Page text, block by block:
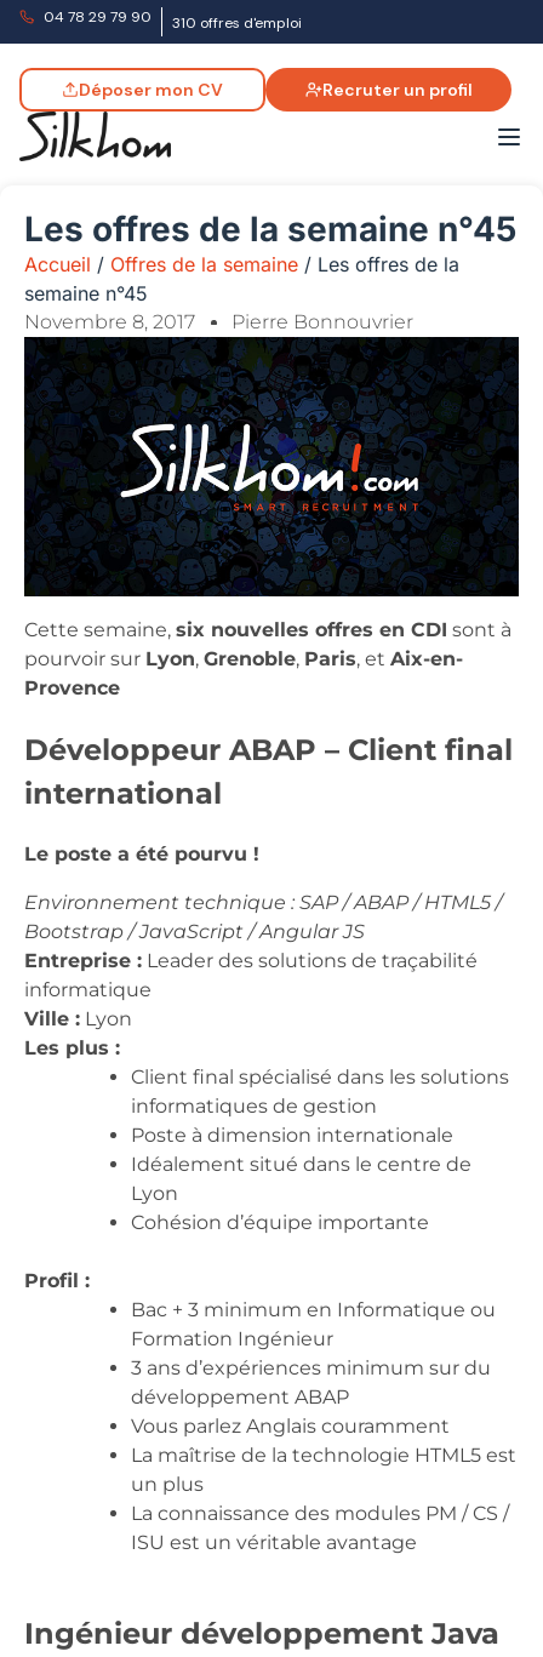
04 78 29 79 90 310 offres d'emploi
Déposer mon CV Recruter un profil
Les offres de la semaine n°45
Accueil / Offres de la semaine / Les offres de la
semaine n°45
Novembre 8, 2017 Pierre Bonnouvrier
Cette semaine, six nouvelles offres en CDI sont à
pourvoir sur Lyon, Grenoble, Paris, et Aix-en-
Provence
Développeur ABAP – Client final
international
Le poste a été pourvu !
Environnement technique : SAP / ABAP / HTML5 /
Bootstrap / JavaScript / Angular JS
Entreprise : Leader des solutions de traçabilité
informatique
Ville : Lyon
Les plus :
Client final spécialisé dans les solutions
informatiques de gestion
Poste à dimension internationale
Idéalement situé dans le centre de
Lyon
Cohésion d’équipe importante
Profil :
Bac + 3 minimum en Informatique ou
Formation Ingénieur
3 ans d’expériences minimum sur du
développement ABAP
Vous parlez Anglais couramment
La maîtrise de la technologie HTML5 est
un plus
La connaissance des modules PM / CS /
ISU est un véritable avantage
Ingénieur développement Java